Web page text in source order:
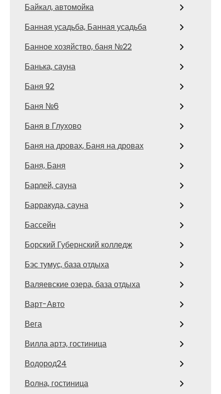
Байкал, автомойка
Банная усадьба, Банная усадьба
Банное хозяйство, баня №22
Банька, сауна
Баня 92
Баня №6
Баня в Глухово
Баня на дровах, Баня на дровах
Баня, Баня
Барлей, сауна
Барракуда, сауна
Бассейн
Борский Губернский колледж
Бэс тумус, база отдыха
Валяевские озера, база отдыха
Варт-Авто
Вега
Вилла артэ, гостиница
Водород24
Волна, гостиница